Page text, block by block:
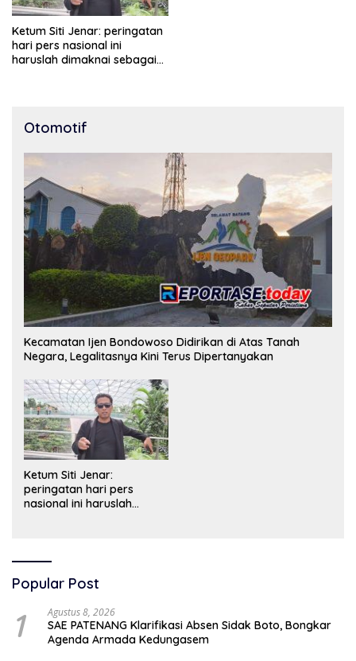
Ketum Siti Jenar: peringatan
hari pers nasional ini
haruslah dimaknai sebagai
Indonesia.
Otomotif
Kecamatan Ijen Bondowoso Didirikan di Atas Tanah
Negara, Legalitasnya Kini Terus Dipertanyakan
Ketum Siti Jenar:
peringatan hari pers
nasional ini haruslah
bangsa dan menjaga
demokrasi Indonesia.
Popular Post
1 Agustus 8, 2026
SAE PATENANG Klarifikasi Absen Sidak Boto, Bongkar
Agenda Armada Kedungasem